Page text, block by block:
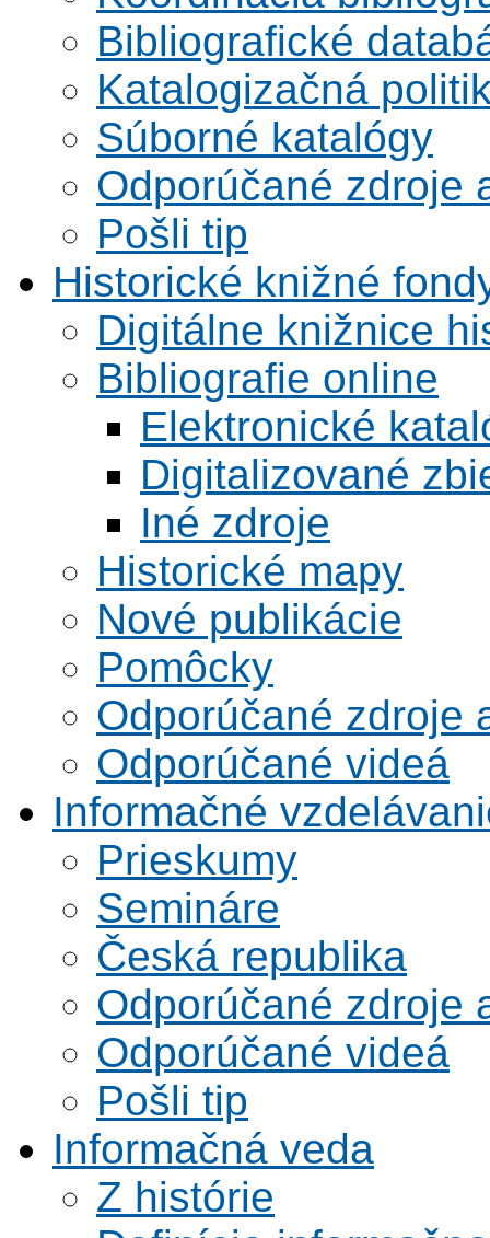
Bibliografické
Katalogizačná
Súborné katalógy
Odporúčané zdroje
Pošli tip
Historické knižné
Digitálne knižnice
Bibliografie online
Elektronické
Digitalizované
Iné zdroje
Historické mapy
Nové publikácie
Pomôcky
Odporúčané zdroje
Odporúčané videá
Informačné
Prieskumy
Semináre
Česká republika
Odporúčané zdroje
Odporúčané videá
Pošli tip
Informačná veda
Z histórie